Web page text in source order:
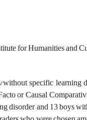
for Humanities and
specific learning
or Causal
disorder and 13 boys